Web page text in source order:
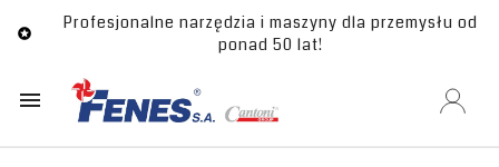

Profesjonalne narzędzia i maszyny dla przemysłu od
ponad 50 lat!
